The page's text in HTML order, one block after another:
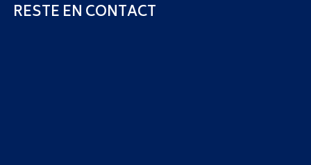
RESTE EN CONTACT